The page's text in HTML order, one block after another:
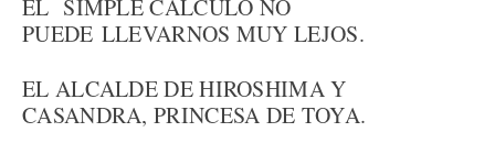
EL SIMPLE CÁLCULO NO
PUEDE LLEVARNOS MUY LEJOS.
EL ALCALDE DE HIROSHIMA Y
CASANDRA, PRINCESA DE TOYA.